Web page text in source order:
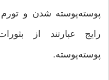
پوسته‌پوسته شدن و تورم
رایج عبارتند از
پوسته‌پوسته.